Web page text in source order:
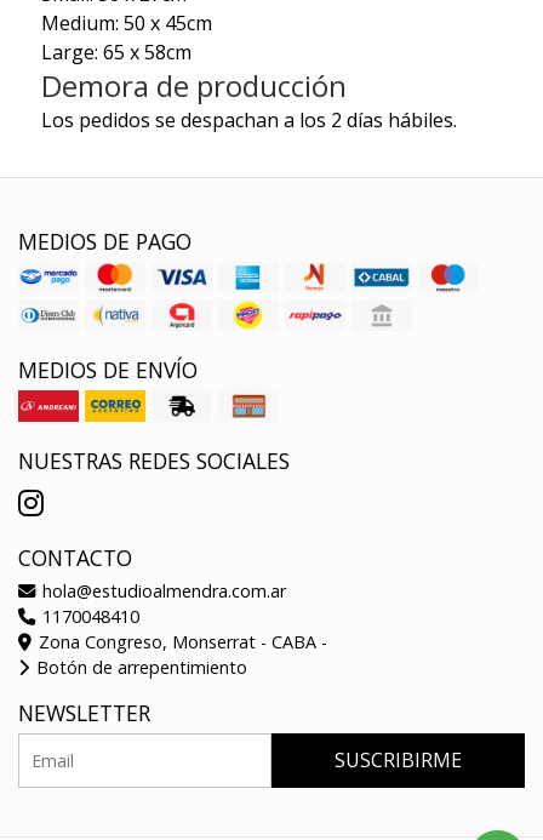
Medium: 50 x 45cm
Large: 65 x 58cm
Demora de producción
Los pedidos se despachan a los 2 días hábiles.
MEDIOS DE PAGO
MEDIOS DE ENVÍO
NUESTRAS REDES SOCIALES
CONTACTO
hola@estudioalmendra.com.ar
1170048410
Zona Congreso, Monserrat - CABA -
Botón de arrepentimiento
NEWSLETTER
SUSCRIBIRME